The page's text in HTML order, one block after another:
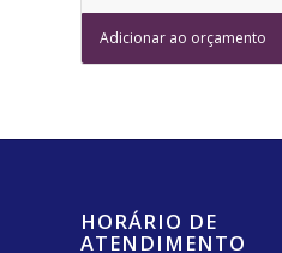
Adicionar ao orçamento
HORÁRIO DE
ATENDIMENTO